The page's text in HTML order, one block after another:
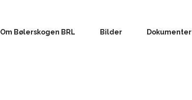
Om Bølerskogen BRL Bilder Dokumenter